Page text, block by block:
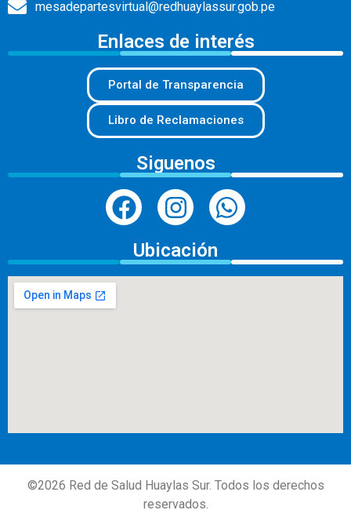
mesadepartesvirtual@redhuaylassur.gob.pe
Enlaces de interés
Portal de Transparencia
Libro de Reclamaciones
Siguenos
Ubicación
©2026 Red de Salud Huaylas Sur. Todos los derechos
reservados.